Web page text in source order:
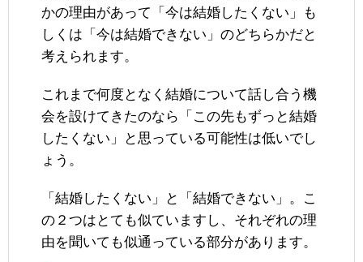
かの理由があって「今は結婚したくない」も
しくは「今は結婚できない」のどちらかだと
考えられます。
これまで何度となく結婚について話し合う機
会を設けてきたのなら「この先もずっと結婚
したくない」と思っている可能性は低いでし
ょう。
「結婚したくない」と「結婚できない」。こ
の２つはとても似ていますし、それぞれの理
由を聞いても似通っている部分があります。